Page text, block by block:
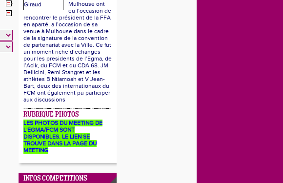
Mulhouse ont
eu l’occasion de
rencontrer le président de la FFA
en aparté, a l’occasion de sa
venue à Mulhouse dans le cadre
de la signature de la convention
de partenariat avec la Ville. Ce fut
un moment riche d’echanges
pour les presidents de l’Egma, de
l’Acik, du FCM et du CDA 68. JM
Bellicini, Remi Stangret et les
athlètes B Ntiamoah et V Jean-
Bart, deux des internationaux du
FCM ont également pu participer
aux discussions
RUBRIQUE PHOTOS
LES PHOTOS DU MEETING DE
L'EGMA/FCM SONT
DISPONIBLES. LE LIEN SE
TROUVE DANS LA PAGE DU
MEETING
INFOS COMPETITIONS